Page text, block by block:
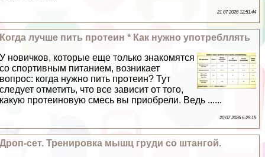
21 07 2026 12:51:44
Когда лучше пить протеин * Как нужно употрeбллять
У новичков, которые еще только знакомятся
со спортивным питанием, возникает
вопрос: когда нужно пить протеин? Тут
следует отметить, что все зависит от того,
какую протеиновую смесь вы приобрели. Ведь ......
20 07 2026 6:29:15
Дроп-сет. Тренировка мышц гpyди со штангой.